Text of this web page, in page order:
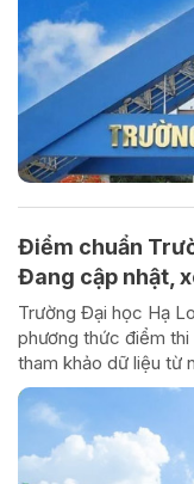
Điểm chuẩn
Đang cập nhật,
Trường Đại học Hạ
phương thức điểm
tham khảo dữ liệu từ